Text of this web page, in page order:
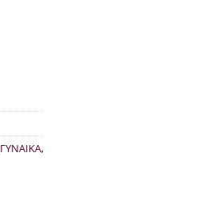
ΓΥΝΑΙΚΑ,